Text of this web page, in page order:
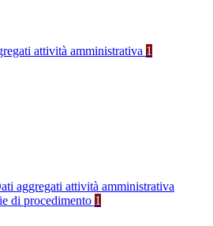
attività amministrativa 1
aggregati attività amministrativa
di procedimento 1